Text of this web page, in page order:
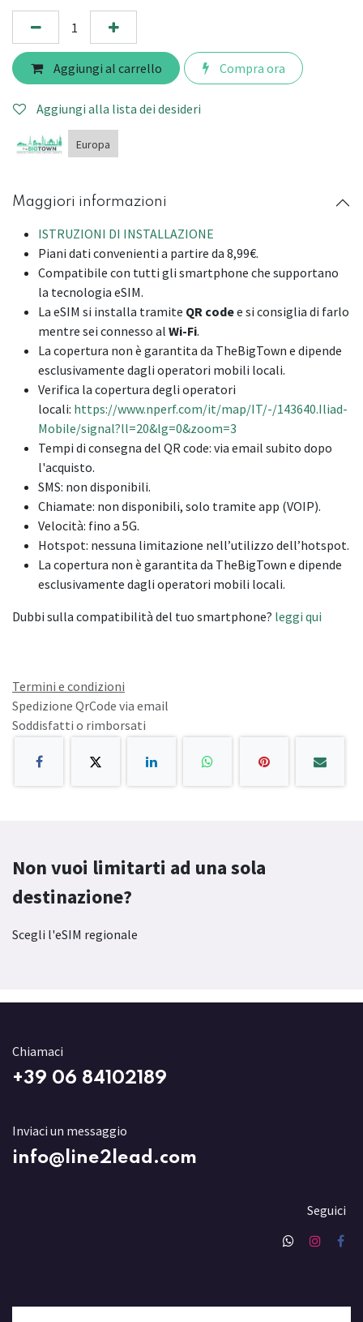
Aggiungi al carrello Compra ora
Aggiungi alla lista dei desideri
Europa
Maggiori informazioni
ISTRUZIONI DI INSTALLAZIONE
Piani dati convenienti a partire da 8,99€.
Compatibile con tutti gli smartphone che supportano
la tecnologia eSIM.
La eSIM si installa tramite QR codee si consiglia di farlo
mentre sei connesso al Wi-Fi.
La copertura non è garantita da TheBigTown e dipende
esclusivamente dagli operatori mobili locali.
Verifica la copertura degli operatori
locali: https://www.nperf.com/it/map/IT/-/143640.Iliad-
Mobile/signal?ll=20&lg=0&zoom=3
Tempi di consegna del QR code: via email subito dopo
l'acquisto.
SMS: non disponibili.
Chiamate: non disponibili, solo tramite app (VOIP).
Velocità: fino a 5G.
Hotspot: nessuna limitazione nell’utilizzo dell’hotspot.
La copertura non è garantita da TheBigTown e dipende
esclusivamente dagli operatori mobili locali.
Dubbi sulla compatibilità del tuo smartphone? leggi qui
Termini e condizioni
Spedizione QrCode via email
Soddisfatti o rimborsati
Non vuoi limitarti ad una sola
destinazione?
Scegli l'eSIM regionale
Chiamaci
+39 06 84102189
Inviaci un messaggio
info@line2lead.com
Seguici